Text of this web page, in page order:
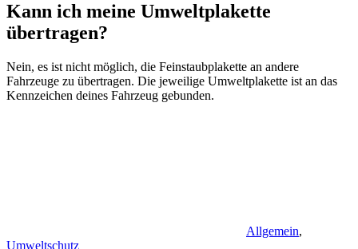
Kann ich meine Umweltplakette
übertragen?
Nein, es ist nicht möglich, die Feinstaubplakette an andere
Fahrzeuge zu übertragen. Die jeweilige Umweltplakette ist an das
Kennzeichen deines Fahrzeug gebunden.
Allgemein,
Umweltschutz